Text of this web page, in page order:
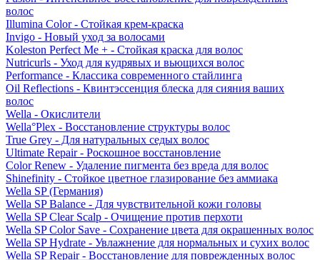
волос
Illumina Color - Стойкая крем-краска
Invigo - Новый уход за волосами
Koleston Perfect Me + - Стойкая краска для волос
Nutricurls - Уход для кудрявых и вьющихся волос
Performance - Классика современного стайлинга
Oil Reflections - Квинтэссенция блеска для сияния ваших
волос
Wella - Окислители
Wella°Plex - Восстановление структуры волос
True Grey - Для натуральных седых волос
Ultimate Repair - Роскошное восстановление
Color Renew - Удаление пигмента без вреда для волос
Shinefinity - Стойкое цветное глазирование без аммиака
Wella SP (Германия)
Wella SP Balance - Для чувствительной кожи головы
Wella SP Clear Scalp - Очищение против перхоти
Wella SP Color Save - Сохранение цвета для окрашенных волос
Wella SP Hydrate - Увлажнение для нормальных и сухих волос
Wella SP Repair - Восстановление для поврежденных волос